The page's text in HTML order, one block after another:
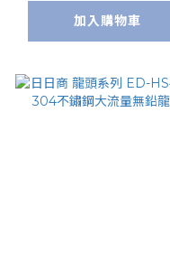
加入購物車